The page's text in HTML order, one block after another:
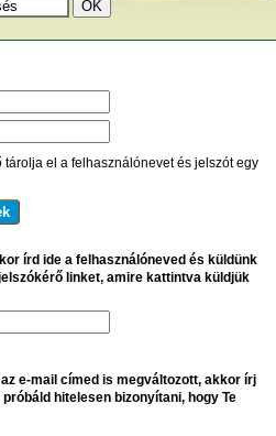
tárolja el a felhasználónevet és jelszót egy
írd ide a felhasználóneved és küldünk
linket, amire kattintva küldjük
e-mail címed is megváltozott, akkor írj
hitelesen bizonyítani, hogy Te